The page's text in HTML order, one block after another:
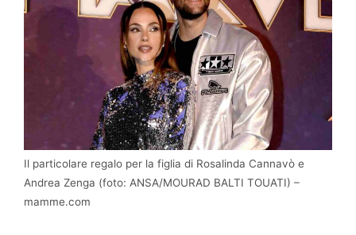
Il particolare regalo per la figlia di Rosalinda Cannavò e
Andrea Zenga (foto: ANSA/MOURAD BALTI TOUATI) –
mamme.com